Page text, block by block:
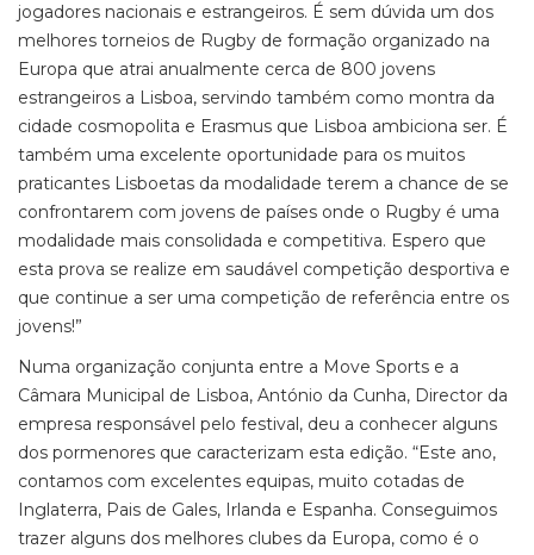
jogadores nacionais e estrangeiros. É sem dúvida um dos
melhores torneios de Rugby de formação organizado na
Europa que atrai anualmente cerca de 800 jovens
estrangeiros a Lisboa, servindo também como montra da
cidade cosmopolita e Erasmus que Lisboa ambiciona ser. É
também uma excelente oportunidade para os muitos
praticantes Lisboetas da modalidade terem a chance de se
confrontarem com jovens de países onde o Rugby é uma
modalidade mais consolidada e competitiva. Espero que
esta prova se realize em saudável competição desportiva e
que continue a ser uma competição de referência entre os
jovens!”
Numa organização conjunta entre a Move Sports e a
Câmara Municipal de Lisboa, António da Cunha, Director da
empresa responsável pelo festival, deu a conhecer alguns
dos pormenores que caracterizam esta edição. “Este ano,
contamos com excelentes equipas, muito cotadas de
Inglaterra, Pais de Gales, Irlanda e Espanha. Conseguimos
trazer alguns dos melhores clubes da Europa, como é o